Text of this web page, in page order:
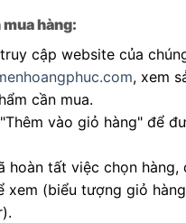
hàng:
cập website của
, xem
cần mua.
vào giỏ hàng" để
hoàn tất việc chọn hàng,
xem (biểu tượng giỏ